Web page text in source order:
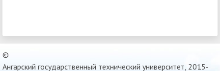
©
Ангарский государственный технический университет, 2015-